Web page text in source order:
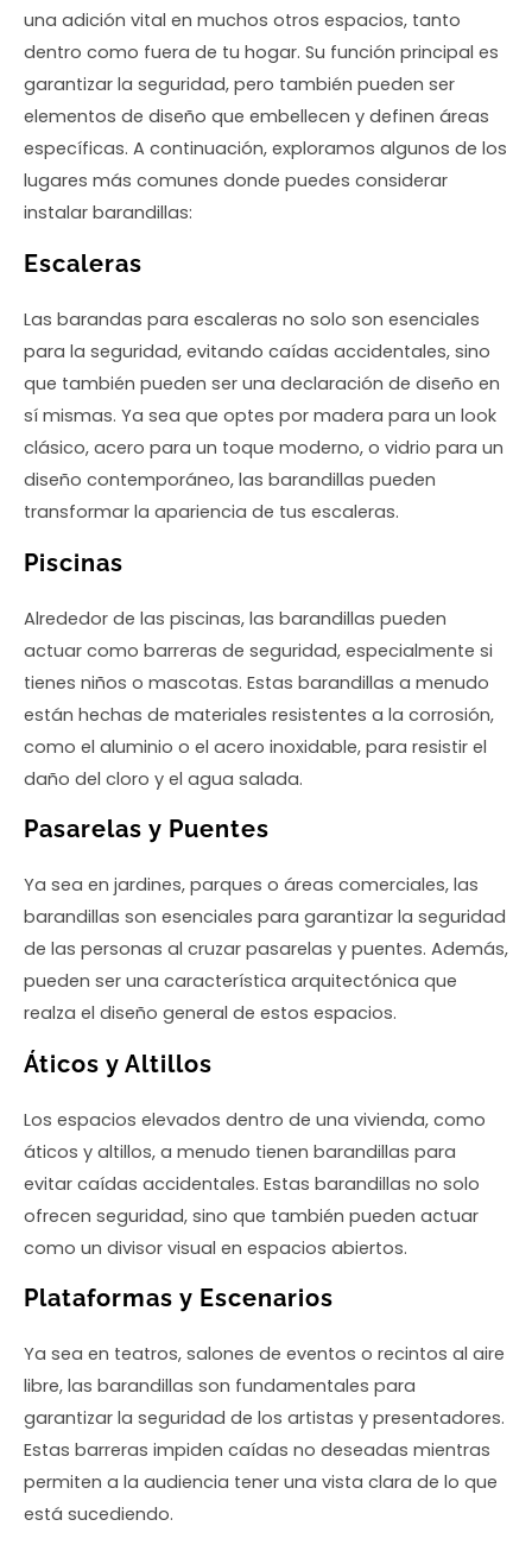
una adición vital en muchos otros espacios, tanto
dentro como fuera de tu hogar. Su función principal es
garantizar la seguridad, pero también pueden ser
elementos de diseño que embellecen y definen áreas
específicas. A continuación, exploramos algunos de los
lugares más comunes donde puedes considerar
instalar barandillas:
Escaleras
Las barandas para escaleras no solo son esenciales
para la seguridad, evitando caídas accidentales, sino
que también pueden ser una declaración de diseño en
sí mismas. Ya sea que optes por madera para un look
clásico, acero para un toque moderno, o vidrio para un
diseño contemporáneo, las barandillas pueden
transformar la apariencia de tus escaleras.
Piscinas
Alrededor de las piscinas, las barandillas pueden
actuar como barreras de seguridad, especialmente si
tienes niños o mascotas. Estas barandillas a menudo
están hechas de materiales resistentes a la corrosión,
como el aluminio o el acero inoxidable, para resistir el
daño del cloro y el agua salada.
Pasarelas y Puentes
Ya sea en jardines, parques o áreas comerciales, las
barandillas son esenciales para garantizar la seguridad
de las personas al cruzar pasarelas y puentes. Además,
pueden ser una característica arquitectónica que
realza el diseño general de estos espacios.
Áticos y Altillos
Los espacios elevados dentro de una vivienda, como
áticos y altillos, a menudo tienen barandillas para
evitar caídas accidentales. Estas barandillas no solo
ofrecen seguridad, sino que también pueden actuar
como un divisor visual en espacios abiertos.
Plataformas y Escenarios
Ya sea en teatros, salones de eventos o recintos al aire
libre, las barandillas son fundamentales para
garantizar la seguridad de los artistas y presentadores.
Estas barreras impiden caídas no deseadas mientras
permiten a la audiencia tener una vista clara de lo que
está sucediendo.